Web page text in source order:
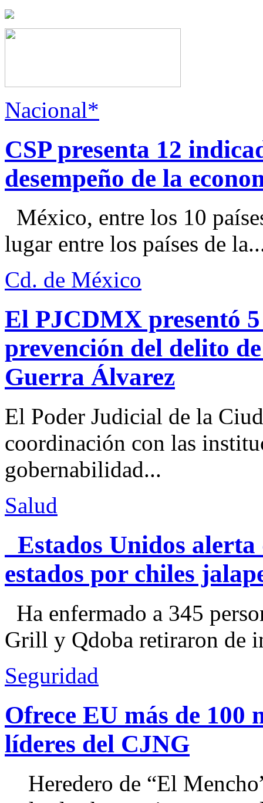
Nacional*
CSP presenta 12
desempeño de la
México, entre los 10
lugar entre los países de
Cd. de México
El PJCDMX presentó
prevención del delito
Guerra Álvarez
El Poder Judicial de la
coordinación con las
gobernabilidad...
Salud
Estados Unidos alerta
estados por chiles
Ha enfermado a 345
Grill y Qdoba retiraron de
Seguridad
Ofrece EU más de 100
líderes del CJNG
Heredero de “El